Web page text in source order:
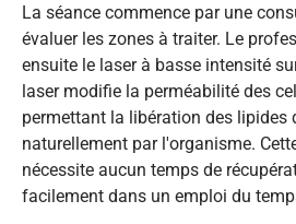
La séance commence par une
évaluer les zones à traiter. Le
ensuite le laser à basse intensité
laser modifie la perméabilité des
permettant la libération des lipides
naturellement par l'organisme.
nécessite aucun temps de
facilement dans un emploi du